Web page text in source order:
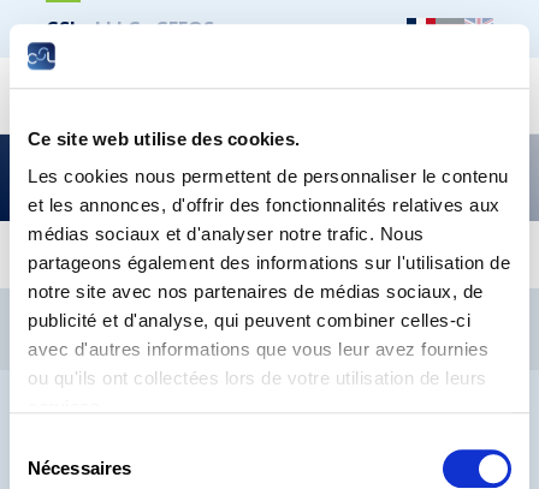
Ce site web utilise des cookies.
Les cookies nous permettent de personnaliser le contenu
et les annonces, d'offrir des fonctionnalités relatives aux
médias sociaux et d'analyser notre trafic. Nous
partageons également des informations sur l'utilisation de
notre site avec nos partenaires de médias sociaux, de
publicité et d'analyse, qui peuvent combiner celles-ci
avec d'autres informations que vous leur avez fournies
ou qu'ils ont collectées lors de votre utilisation de leurs
Nécessaires
CSL LLLC CEFOS
Quand je me regarde, je me désole, quand je me
compare,
je me console
CSL LLLC
CEFOS
Contact
Jobs Inscription Newsletters